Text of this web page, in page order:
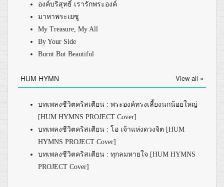
องค์บริสุทธิ์ เรารักพระองค์
มาหาพระเยซู
My Treasure, My All
By Your Side
Burnt But Beautiful
HUM HYMN View all »
บทเพลงชีวิตคริสเตียน : พระองค์ทรงเลี้ยงนกน้อยใหญ่
[HUM HYMNS PROJECT Cover]
บทเพลงชีวิตคริสเตียน : โอ เจ้าแห่งดวงจิต [HUM
HYMNS PROJECT Cover]
บทเพลงชีวิตคริสเตียน : ทุกลมหายใจ [HUM HYMNS
PROJECT Cover]